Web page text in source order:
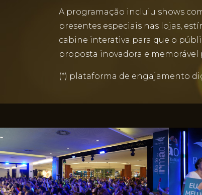
A programação incluiu shows
presentes especiais nas lojas,
cabine interativa para que o
proposta inovadora e memorável
(*) plataforma de engajamento